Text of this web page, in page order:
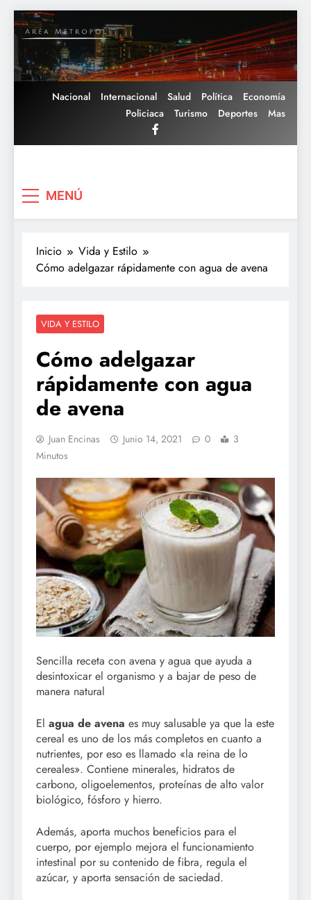
Saltar
al
contenido
Nacional Internacional Salud Política
Economía
Policiaca
Turismo Deportes Mas
MENÚ
Inicio
Vida y Estilo
Cómo adelgazar rápidamente con agua de avena
VIDA Y ESTILO
Cómo adelgazar
rápidamente con agua
de avena
Juan Encinas Junio 14, 2021 0
3
Minutos
Sencilla receta con avena y agua que ayuda a
desintoxicar el organismo y a bajar de peso de
manera natural
El agua de avena es muy salusable ya que la este
cereal es uno de los más completos en cuanto a
nutrientes, por eso es llamado «la reina de lo
cereales». Contiene minerales, hidratos de
carbono, oligoelementos, proteínas de alto valor
biológico, fósforo y hierro.
Además, aporta muchos beneficios para el
cuerpo, por ejemplo mejora el funcionamiento
intestinal por su contenido de fibra, regula el
azúcar, y aporta sensación de saciedad.